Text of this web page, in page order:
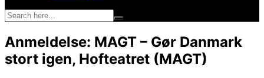
Anmeldelse: MAGT – Gør Danmark
stort igen, Hofteatret (MAGT)